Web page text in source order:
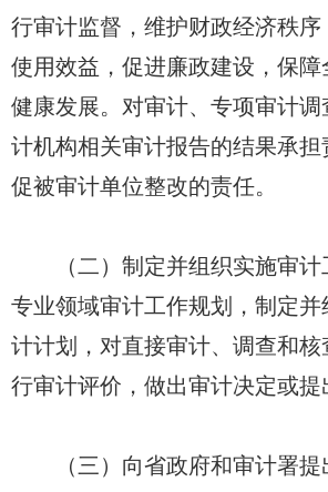
行审计监督，维护财政经济秩
使用效益，促进廉政建设，保
健康发展。对审计、专项审计
计机构相关审计报告的结果承
促被审计单位整改的责任。
（二）制定并组织实施审计
专业领域审计工作规划，制定
计计划，对直接审计、调查和
行审计评价，做出审计决定或提
（三）向省政府和审计署提